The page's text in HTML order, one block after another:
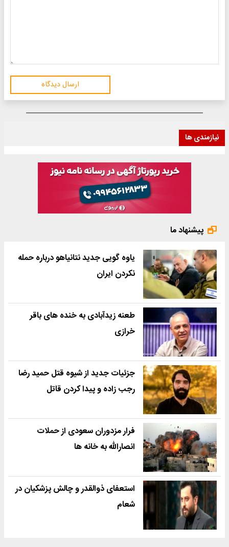
ارسال دیدگاه
نیازمندی ها
پیشنهاد ما
یاوه گویی جدید نتانیاهو درباره حمله
نکردن ایران
طعنه زیدآبادی به خنده های باقر
خرازی
جزئیات جدید از شیوه قتل حمید رضا
رجب زاده و پیدا کردن قاتل
فرار مزدوران سعودی از حملات
انصارالله به خانه ها
استعفای ذوالقدر و چالش پزشکیان در
شعام